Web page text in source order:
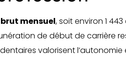
brut mensuel, soit environ 1 443
de début de carrière
valorisent l’autonomie